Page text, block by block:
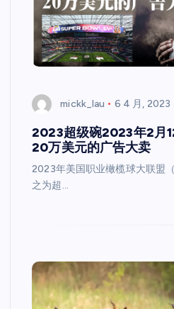
mickk_lau 6 4 月, 2023
2023超级碗2023年2月
20万美元的广告大卖
2023年美国职业橄榄球大联盟
之为超…